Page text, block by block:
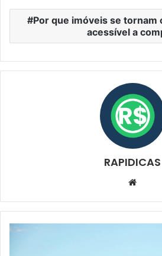
Por que imóveis se tornam
acessível a
RAPIDICAS